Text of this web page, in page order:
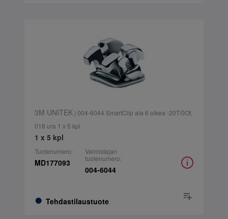
3M UNITEK| 004-6044 SmartClip ala 6 oikea -20T/0Of,
018 ura 1 x 5 kpl
1 x 5 kpl
Tuotenumero:
MD177093
Tehdastilaustuote
Valmistajan
tuotenumero:
004-6044